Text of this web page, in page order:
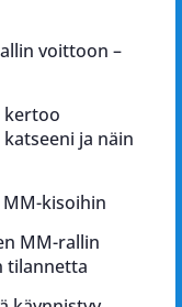
voittoon –
kertoo
ja näin
kisoihin
MM-rallin
tilannetta